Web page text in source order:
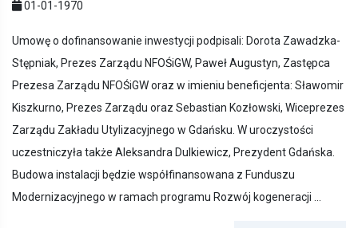
01-01-1970
Umowę o dofinansowanie inwestycji podpisali: Dorota Zawadzka-
Stępniak, Prezes Zarządu NFOŚiGW, Paweł Augustyn, Zastępca
Prezesa Zarządu NFOŚiGW oraz w imieniu beneficjenta: Sławomir
Kiszkurno, Prezes Zarządu oraz Sebastian Kozłowski, Wiceprezes
Zarządu Zakładu Utylizacyjnego w Gdańsku. W uroczystości
uczestniczyła także Aleksandra Dulkiewicz, Prezydent Gdańska.
Budowa instalacji będzie współfinansowana z Funduszu
Modernizacyjnego w ramach programu Rozwój kogeneracji ...